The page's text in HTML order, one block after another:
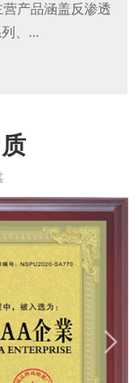
产品涵盖反渗透
、...